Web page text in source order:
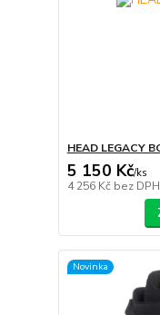
HEAD LEGACY
5 150 Kč/ks
4 256 Kč bez DPH
Novinka